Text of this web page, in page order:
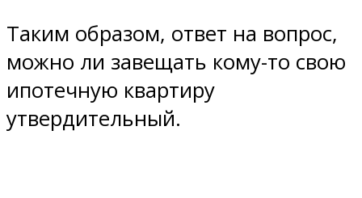
Таким образом, ответ на вопрос,
можно ли завещать кому-то свою
ипотечную квартиру
утвердительный.